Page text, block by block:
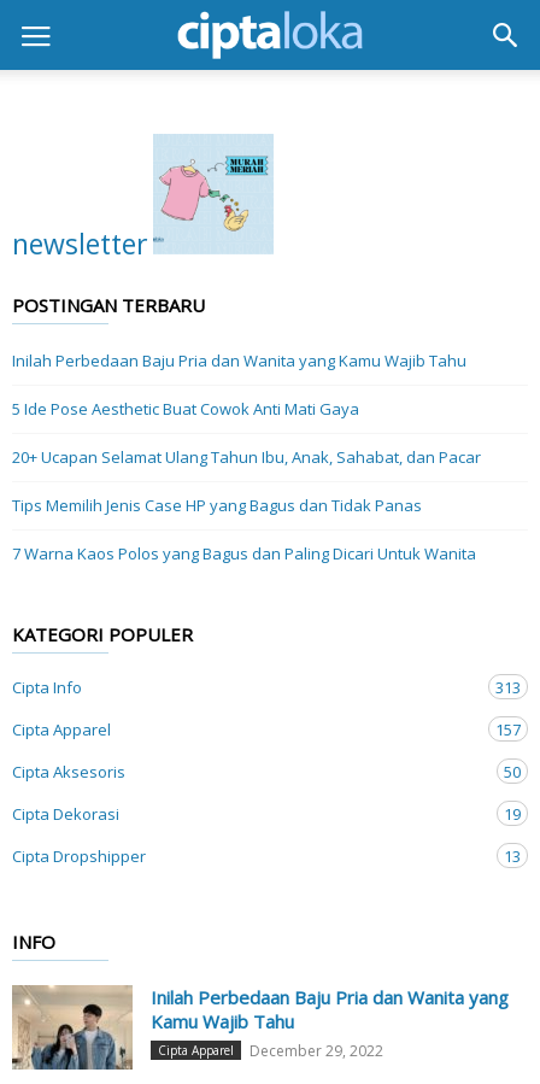
newsletter
POSTINGAN TERBARU
Inilah Perbedaan Baju Pria dan Wanita yang Kamu Wajib Tahu
5 Ide Pose Aesthetic Buat Cowok Anti Mati Gaya
20+ Ucapan Selamat Ulang Tahun Ibu, Anak, Sahabat, dan Pacar
Tips Memilih Jenis Case HP yang Bagus dan Tidak Panas
7 Warna Kaos Polos yang Bagus dan Paling Dicari Untuk Wanita
KATEGORI POPULER
Cipta Info
313
Cipta Apparel
157
Cipta Aksesoris
50
Cipta Dekorasi
19
Cipta Dropshipper
13
INFO
Inilah Perbedaan Baju Pria dan Wanita yang
Kamu Wajib Tahu
Cipta Apparel December 29, 2022